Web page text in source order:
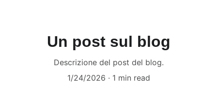
Un post sul blog
Descrizione del post del blog.
1/24/2026
1 min read